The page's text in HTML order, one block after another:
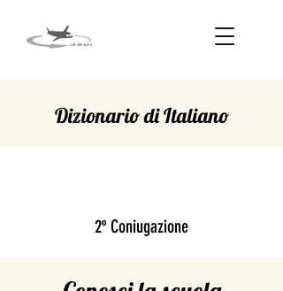
Dizionario di Italiano
2º Coniugazione